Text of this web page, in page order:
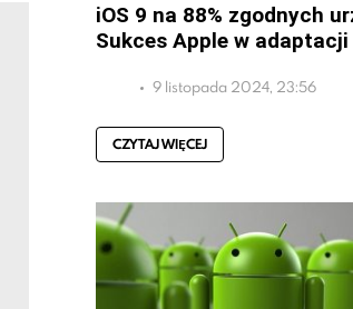
iOS 9 na 88% zgodnych
Sukces Apple w
9 listopada 2024, 23:56
CZYTAJ WIĘCEJ